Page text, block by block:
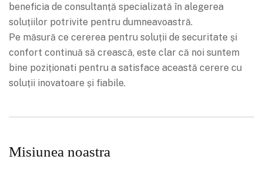
beneficia de consultanță specializată în alegerea
soluțiilor potrivite pentru dumneavoastră.
Pe măsură ce cererea pentru soluții de securitate și
confort continuă să crească, este clar că noi suntem
bine poziționati pentru a satisface această cerere cu
soluții inovatoare și fiabile.
Misiunea noastra